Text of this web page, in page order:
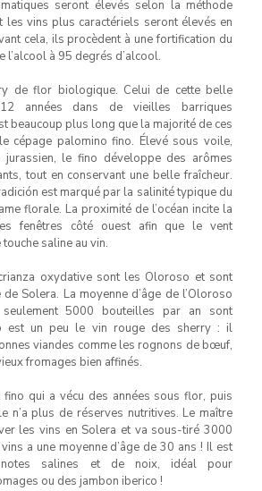
seront élevés selon la méthode
les vins plus caractériels seront élevés en
cela, ils procèdent à une fortification du
l’alcool à 95 degrés d’alcool.
de flor biologique. Celui de cette belle
années dans de vieilles barriques
beaucoup plus long que la majorité de ces
cépage palomino fino. Élevé sous voile,
jurassien, le fino développe des arômes
tout en conservant une belle fraîcheur.
est marqué par la salinité typique du
florale. La proximité de l’océan incite la
fenêtres côté ouest afin que le vent
saline au vin.
oxydative sont les Oloroso et sont
Solera. La moyenne d’âge de l’Oloroso
5000 bouteilles par an sont
est un peu le vin rouge des sherry : il
viandes comme les rognons de bœuf,
fromages bien affinés.
fino qui a vécu des années sous flor, puis
n’a plus de réserves nutritives. Le maître
les vins en Solera et va sous-tiré 3000
a une moyenne d’âge de 30 ans ! Il est
salines et de noix, idéal pour
ou des jambon iberico !